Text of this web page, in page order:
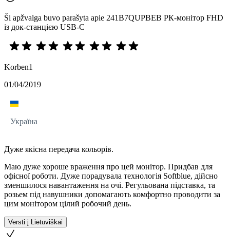
Ši apžvalga buvo parašyta apie 241B7QUPBEB РК-монітор FHD
із док-станцією USB-C
Korben1
01/04/2019
Україна
Дуже якісна передача кольорів.
Маю дуже хороше враження про цей монітор. Придбав для
офісної роботи. Дуже порадувала технологія Softblue, дійсно
зменшилося навантаження на очі. Регульована підставка, та
розьем під навушники допомагають комфортно проводити за
цим монітором цілий робочий день.
Versti į Lietuviškai